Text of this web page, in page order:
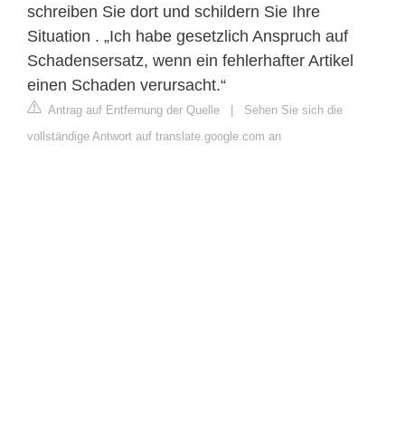
schreiben Sie dort und schildern Sie Ihre
Situation . „Ich habe gesetzlich Anspruch auf
Schadensersatz, wenn ein fehlerhafter Artikel
einen Schaden verursacht.“
Antrag auf Entfernung der Quelle | Sehen Sie sich die
vollständige Antwort auf translate.google.com an